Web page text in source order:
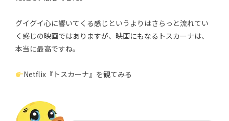
グイグイ心に響いてくる感じというよりはさらっと流れてい
く感じの映画ではありますが、映画にもなるトスカーナは、
本当に最高ですね。
Netflix『トスカーナ』 を観てみる